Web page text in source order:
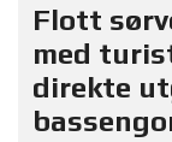
Flott
med
direkte